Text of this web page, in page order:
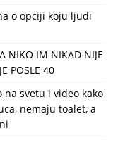
o opciji koju ljudi
NIKO IM NIKAD NIJE
POSLE 40
svetu i video kako
nemaju toalet, a